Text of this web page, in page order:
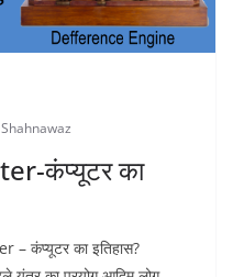
कंप्यूटर का
कंप्यूटर का इतिहास?